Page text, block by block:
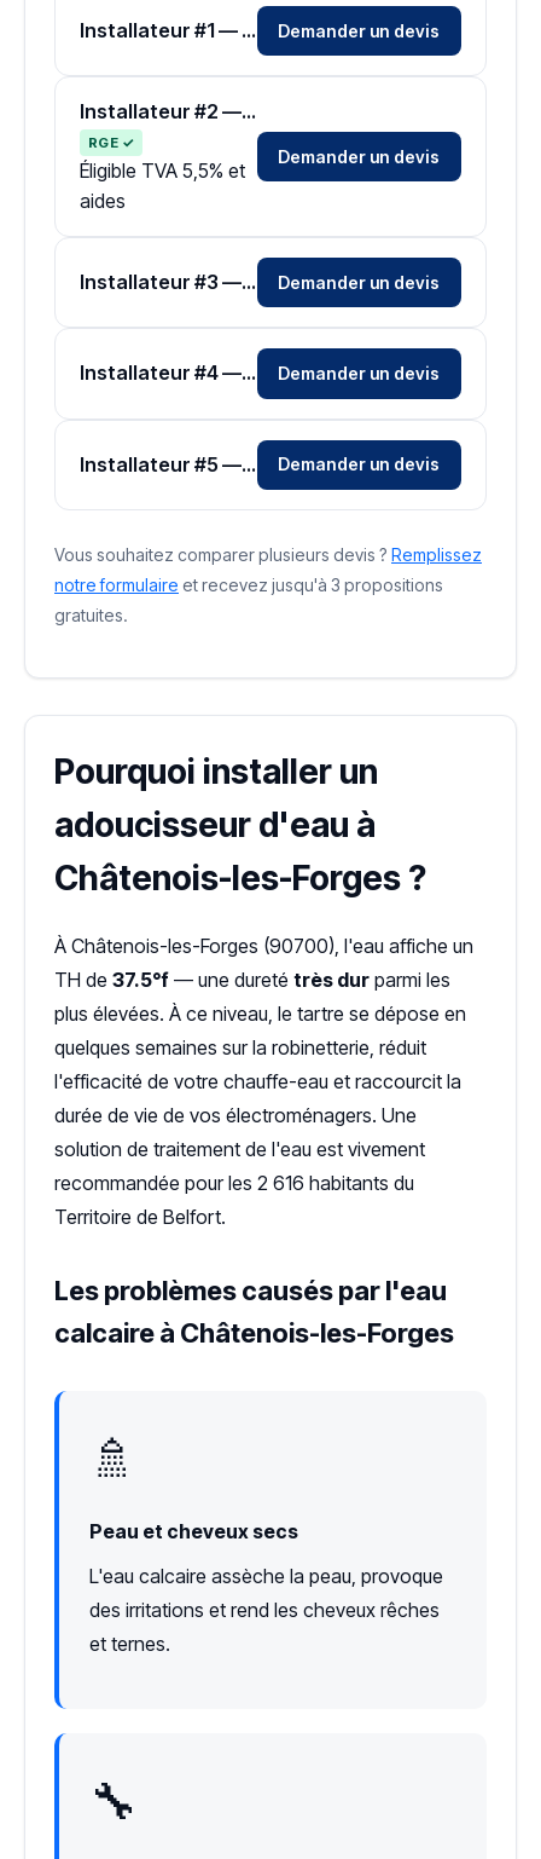
Installateur #1 — Zone Territoire de Belfort Demander un devis
Installateur #2 — Zone Territoire de Belfort
RGE ✓
Éligible TVA 5,5% et
aides
Demander un devis
Installateur #3 — Zone Territoire de Belfort Demander un devis
Installateur #4 — Zone Territoire de Belfort Demander un devis
Installateur #5 — Zone Territoire de Belfort Demander un devis
Vous souhaitez comparer plusieurs devis ? Remplissez
notre formulaire et recevez jusqu'à 3 propositions
gratuites.
Pourquoi installer un
adoucisseur d'eau à
Châtenois-les-Forges ?
À Châtenois-les-Forges (90700), l'eau affiche un
TH de 37.5°f — une dureté très dur parmi les
plus élevées. À ce niveau, le tartre se dépose en
quelques semaines sur la robinetterie, réduit
l'efficacité de votre chauffe-eau et raccourcit la
durée de vie de vos électroménagers. Une
solution de traitement de l'eau est vivement
recommandée pour les 2 616 habitants du
Territoire de Belfort.
Les problèmes causés par l'eau
calcaire à Châtenois-les-Forges
🚿
Peau et cheveux secs
L'eau calcaire assèche la peau, provoque
des irritations et rend les cheveux rêches
et ternes.
🔧